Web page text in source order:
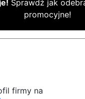
Sprawdź jak
promocyjne!
firmy na